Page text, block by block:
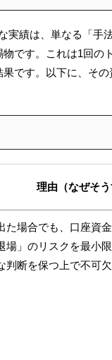
実績は、単なる「手
物です。これは1回の
です。以下に、そ
理由（なぜそう
た場合でも、口座資
場」のリスクを最小
判断を保つ上で不可欠